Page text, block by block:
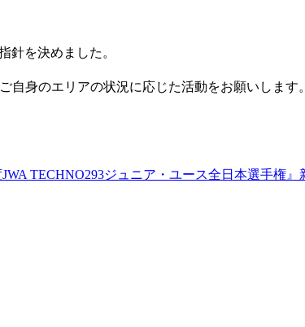
針を決めました。
身のエリアの状況に応じた活動をお願いします。
JWA TECHNO293ジュニア・ユース全日本選手権